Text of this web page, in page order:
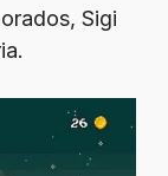
Sigi